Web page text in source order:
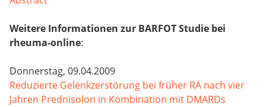
Weitere Informationen zur BARFOT Studie bei
rheuma-online:
Donnerstag, 09.04.2009
Reduzierte Gelenkzerstörung bei früher RA nach vier
Jahren Prednisolon in Kombination mit DMARDs